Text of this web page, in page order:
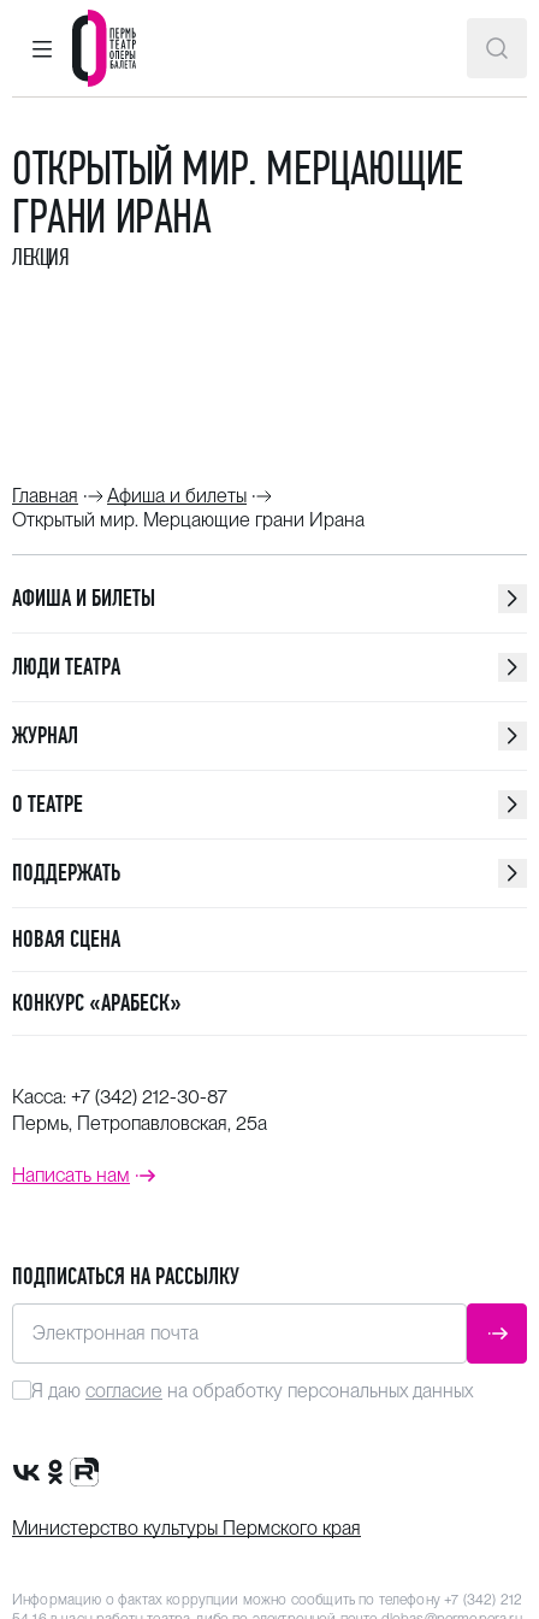
ГЛАВНОЕ МЕНЮ
Пермский театр оперы и балета
ОТКРЫТЫЙ МИР. МЕРЦАЮЩИЕ
ГРАНИ ИРАНА
ЛЕКЦИЯ
Главная
Афиша и билеты
Открытый мир. Мерцающие грани Ирана
АФИША И БИЛЕТЫ
ЛЮДИ ТЕАТРА
ЖУРНАЛ
О ТЕАТРЕ
ПОДДЕРЖАТЬ
НОВАЯ СЦЕНА
КОНКУРС «АРАБЕСК»
Касса: +7 (342) 212-30-87
Пермь, Петропавловская, 25а
Написать нам
ПОДПИСАТЬСЯ НА РАССЫЛКУ
Электронная почта
Я даю согласие на обработку персональных данных
Сообщество VK
Группа в одноклассниках
Канал Rutube
Министерство культуры Пермского края
Информацию о фактах коррупции можно сообщить по телефону+7 (342) 212